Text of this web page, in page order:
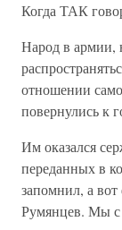
Когда ТАК
Народ в армии,
отношении
повернулись к
Им оказался
переданных в
запомнил, а
Румянцев. Мы с